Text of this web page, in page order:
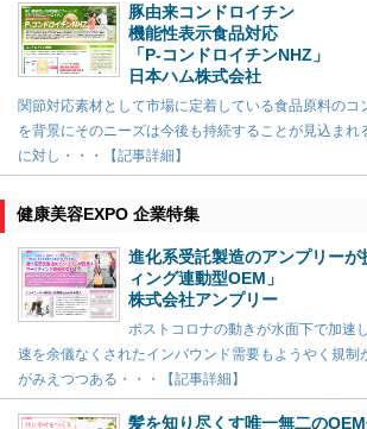
豚由来コンドロイチン
機能性表示食品対応
「P-コンドロイチンNHZ」
日本ハム株式会社
関節対応素材として市場に定着している食品原料のコ
を背景にそのニーズは今後も持続することが見込まれ
に対し・・・【記事詳細】
健康美容EXPO 企業特集
進化系受託製造のアンプリー
ィング連動型OEM」
株式会社アンプリー
ポストコロナの動きが水面下で加速
速を余儀なくされたインバウンド需要もようやく規制
がみえつつある・・・【記事詳細】
髪を知り尽くす唯一無二の